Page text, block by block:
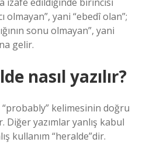
olmayan”, yani “ebedî olan”;
sonu olmayan”, yani
gelir.
nasıl yazılır?
“probably” kelimesinin doğru
Diğer yazımlar yanlış kabul
kullanım “heralde”dir.